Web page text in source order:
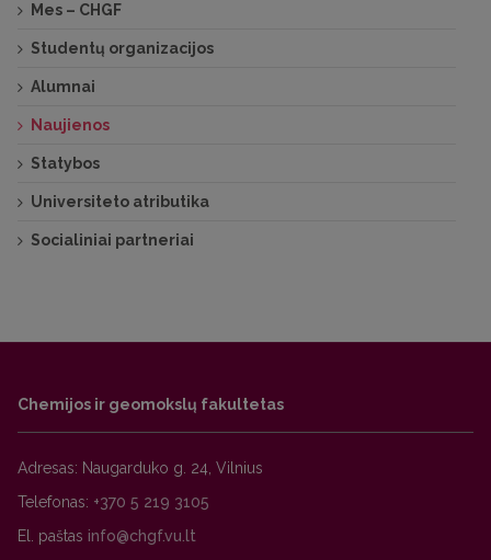
Mes – CHGF
Studentų organizacijos
Alumnai
Naujienos
Statybos
Universiteto atributika
Socialiniai partneriai
Chemijos ir geomokslų fakultetas
Adresas: Naugarduko g. 24, Vilnius
Telefonas: +370 5 219 3105
El. paštas